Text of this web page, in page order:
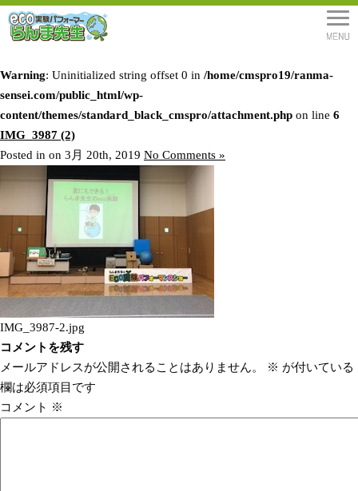
Warning: Uninitialized string offset 0 in /home/cmspro19/ranma-
sensei.com/public_html/wp-
content/themes/standard_black_cmspro/attachment.php on line 6
IMG_3987 (2)
Posted in on 3月 20th, 2019 No Comments »
IMG_3987-2.jpg
コメントを残す
メールアドレスが公開されることはありません。
※ が付いている
欄は必須項目です
コメント ※